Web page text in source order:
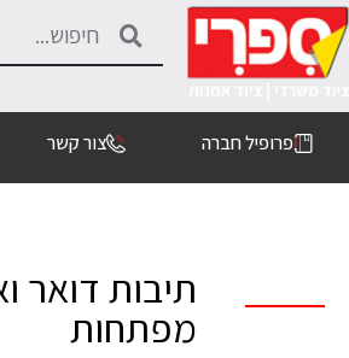
פרופיל חברה צור קשר
תיבות דואר
מפתחות